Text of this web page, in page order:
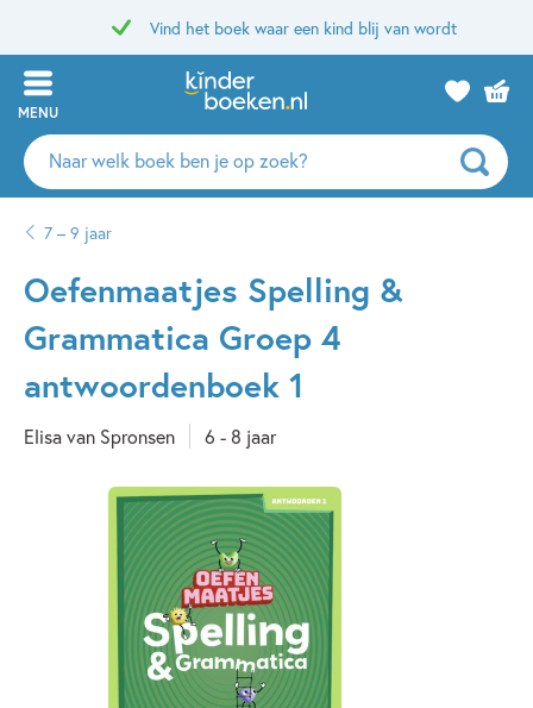
Vind het boek waar een kind blij van wordt
MENU
Zoeken
naar
auteurs
uitgevers
7 – 9 jaar
Oefenmaatjes Spelling &
Grammatica Groep 4
antwoordenboek 1
Elisa van Spronsen 6 - 8 jaar